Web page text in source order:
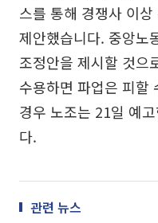
스를 통해 경쟁사 이
제안했습니다. 중앙노
조정안을 제시할 것으
수용하면 파업은 피할
경우 노조는 21일 예
다.
관련 뉴스